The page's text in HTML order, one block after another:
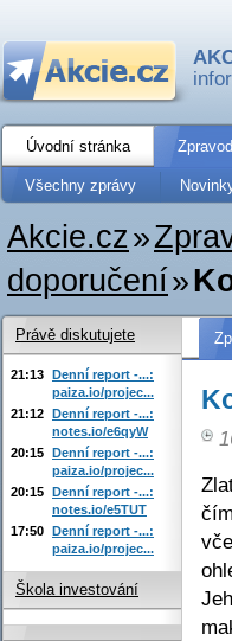
Úvodní stránka
Všechny zprávy
Akcie.cz»
doporučení»
Právě diskutujete
21:13 Denní report -...:
paiza.io/projec...
21:12 Denní report -...:
notes.io/e6qyW
20:15 Denní report -...:
paiza.io/projec...
20:15 Denní report -...:
notes.io/e5TUT
17:50 Denní report -...:
paiza.io/projec...
Škola investování